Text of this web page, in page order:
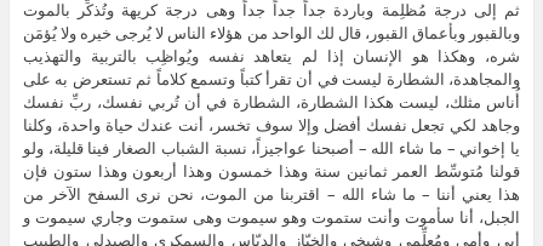
ثم إلى درجة مُظلِمة وباردة جداً جداً جداً وهى درجة كريهة وتُذكِّر بالموت
وبالقبور وبأعماق القبور، قال لك الواحد من هؤلاء الناس لا يُرجى خيره ولا يُؤمَن
شره، وهكذا هو الإنسان إذا لم يتعاهد نفسه ويُواظِب بالتربية والتهذيب
والمجاهدة، الشطارة ليست في أن تقرأ كتباً وتسمع كلاماً ثم تستعرض به على
أُناس مثلك، ليست هكذا الشطارة، الشطارة في أن تُربي نفسك، ربِّ نفسك
وجاهد لكي تجعل نفسك أفضل وإلا سوف تخسر، أنت عندك حياة واحدة، وكلنا
يا إخواني – ما شاء الله – أصبحنا عواجيزاً، نسبة الشباب الصغار فينا قليلة، ولو
قولنا مُتوسِّط العمر ثمانين سنة وهذا خمسون وهذا أربعون وهذا ستون فإن
هذا يعني أننا – ما شاء الله – اقتربنا من الموت، نحن نرى السفح الآخر من
الجبل، أنا سأموت وأنت ستموت وهو سيموت وهى ستموت وجاري سيموت و
أبي وأمي ومُعلِّمي وشيخي والخبّاز والدبّاس والسمكري والصيدلي والطبيب